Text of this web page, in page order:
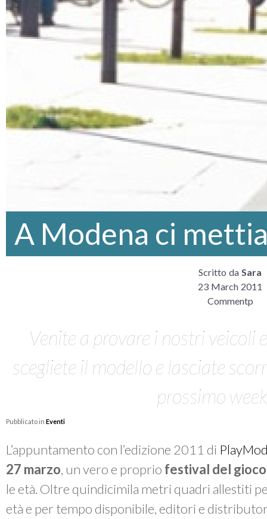
A Modena ci
Scritto da Sara
23 March 2011
Commentp
Venite a provare i nostri veicoli
scegliete il modello e lasciate
prossimo
Pubblicato in Eventi
L’appuntamento con l’edizione 2011 di
27 marzo, un vero e proprio festival del gioco
le età. Oltre quindicimila metri quadri allestiti
età e per tempo disponibile, editori e